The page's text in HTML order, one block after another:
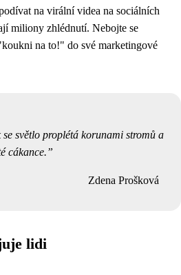
na virální videa na sociálních
miliony zhlédnutí. Nebojte se
na to!" do své marketingové
světlo proplétá korunami stromů a
cákance.
Zdena Prošková
lidi